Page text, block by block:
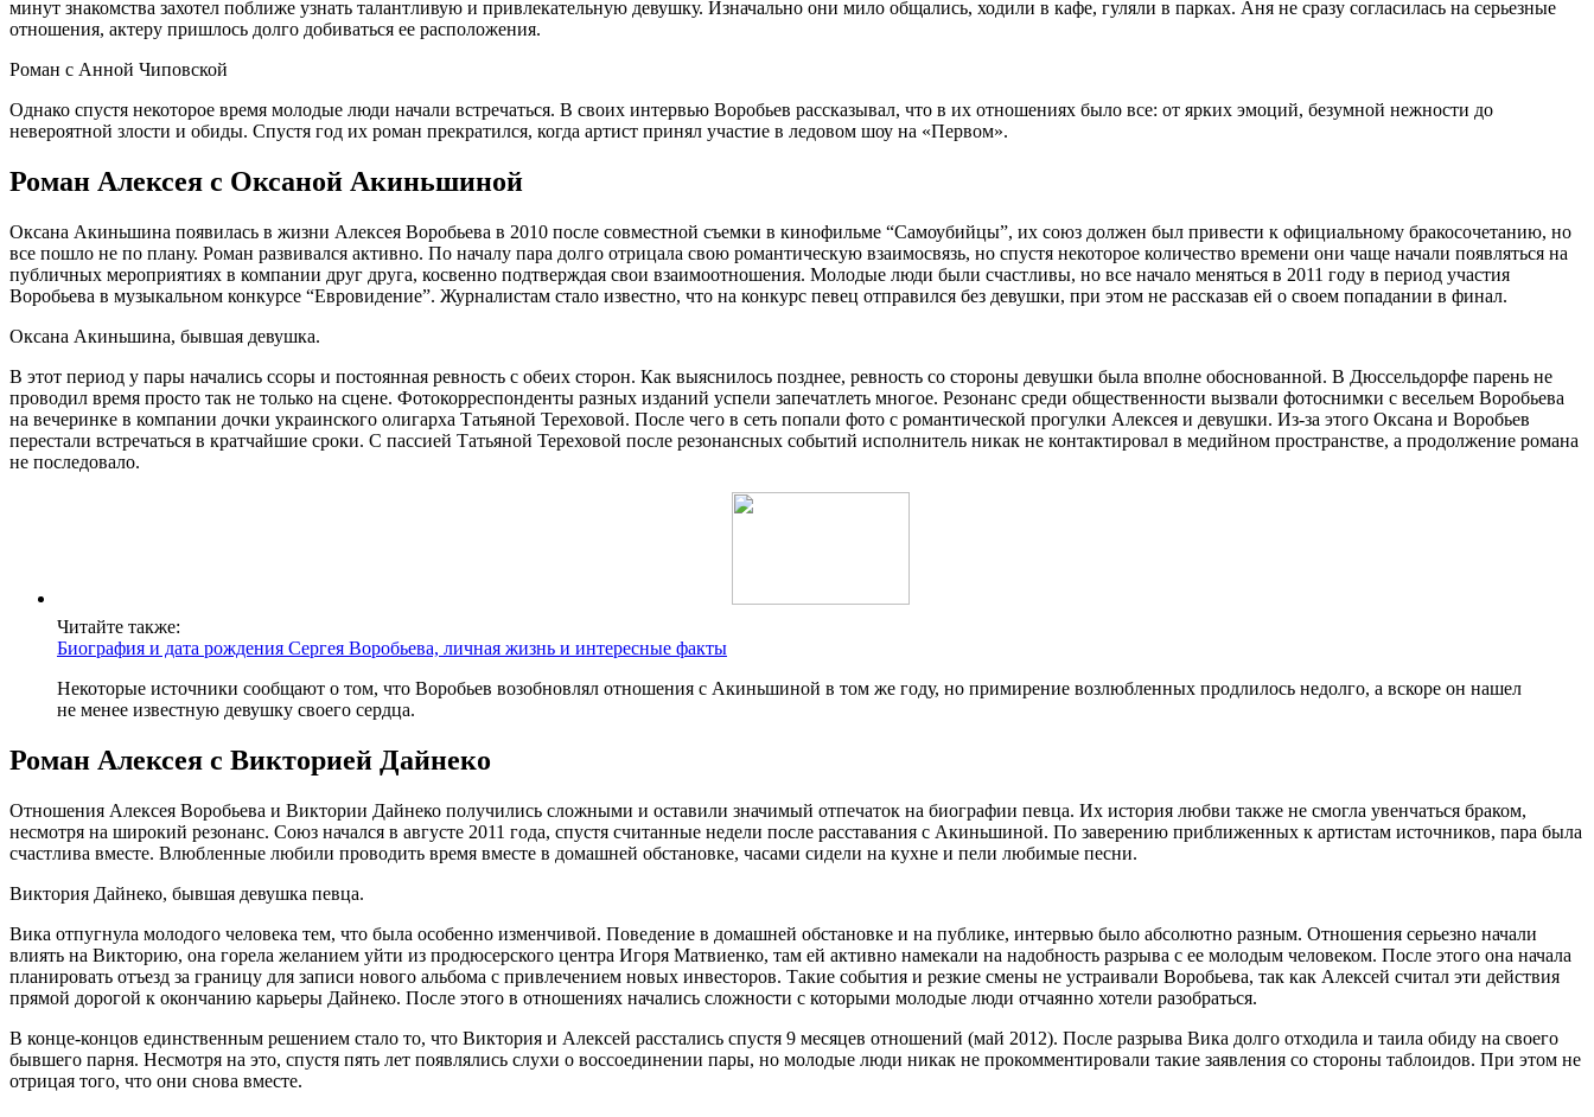
минут знакомства захотел поближе узнать талантливую и привлекательную девушку. Изначально они мило общались, ходили в кафе, гуляли в парках. Аня не сразу согласилась на серьезные
отношения, актеру пришлось долго добиваться ее расположения.
Роман с Анной Чиповской
Однако спустя некоторое время молодые люди начали встречаться. В своих интервью Воробьев рассказывал, что в их отношениях было все: от ярких эмоций, безумной нежности до
невероятной злости и обиды. Спустя год их роман прекратился, когда артист принял участие в ледовом шоу на «Первом».
Роман Алексея с Оксаной Акиньшиной
Оксана Акиньшина появилась в жизни Алексея Воробьева в 2010 после совместной съемки в кинофильме “Самоубийцы”, их союз должен был привести к официальному бракосочетанию, но
все пошло не по плану. Роман развивался активно. По началу пара долго отрицала свою романтическую взаимосвязь, но спустя некоторое количество времени они чаще начали появляться на
публичных мероприятиях в компании друг друга, косвенно подтверждая свои взаимоотношения. Молодые люди были счастливы, но все начало меняться в 2011 году в период участия
Воробьева в музыкальном конкурсе “Евровидение”. Журналистам стало известно, что на конкурс певец отправился без девушки, при этом не рассказав ей о своем попадании в финал.
Оксана Акиньшина, бывшая девушка.
В этот период у пары начались ссоры и постоянная ревность с обеих сторон. Как выяснилось позднее, ревность со стороны девушки была вполне обоснованной. В Дюссельдорфе парень не
проводил время просто так не только на сцене. Фотокорреспонденты разных изданий успели запечатлеть многое. Резонанс среди общественности вызвали фотоснимки с весельем Воробьева
на вечеринке в компании дочки украинского олигарха Татьяной Тереховой. После чего в сеть попали фото с романтической прогулки Алексея и девушки. Из-за этого Оксана и Воробьев
перестали встречаться в кратчайшие сроки. С пассией Татьяной Тереховой после резонансных событий исполнитель никак не контактировал в медийном пространстве, а продолжение романа
не последовало.
Читайте также:
Биография и дата рождения Сергея Воробьева, личная жизнь и интересные факты
Некоторые источники сообщают о том, что Воробьев возобновлял отношения с Акиньшиной в том же году, но примирение возлюбленных продлилось недолго, а вскоре он нашел
не менее известную девушку своего сердца.
Роман Алексея с Викторией Дайнеко
Отношения Алексея Воробьева и Виктории Дайнеко получились сложными и оставили значимый отпечаток на биографии певца. Их история любви также не смогла увенчаться браком,
несмотря на широкий резонанс. Союз начался в августе 2011 года, спустя считанные недели после расставания с Акиньшиной. По заверению приближенных к артистам источников, пара была
счастлива вместе. Влюбленные любили проводить время вместе в домашней обстановке, часами сидели на кухне и пели любимые песни.
Виктория Дайнеко, бывшая девушка певца.
Вика отпугнула молодого человека тем, что была особенно изменчивой. Поведение в домашней обстановке и на публике, интервью было абсолютно разным. Отношения серьезно начали
влиять на Викторию, она горела желанием уйти из продюсерского центра Игоря Матвиенко, там ей активно намекали на надобность разрыва с ее молодым человеком. После этого она начала
планировать отъезд за границу для записи нового альбома с привлечением новых инвесторов. Такие события и резкие смены не устраивали Воробьева, так как Алексей считал эти действия
прямой дорогой к окончанию карьеры Дайнеко. После этого в отношениях начались сложности с которыми молодые люди отчаянно хотели разобраться.
В конце-концов единственным решением стало то, что Виктория и Алексей расстались спустя 9 месяцев отношений (май 2012). После разрыва Вика долго отходила и таила обиду на своего
бывшего парня. Несмотря на это, спустя пять лет появлялись слухи о воссоединении пары, но молодые люди никак не прокомментировали такие заявления со стороны таблоидов. При этом не
отрицая того, что они снова вместе.